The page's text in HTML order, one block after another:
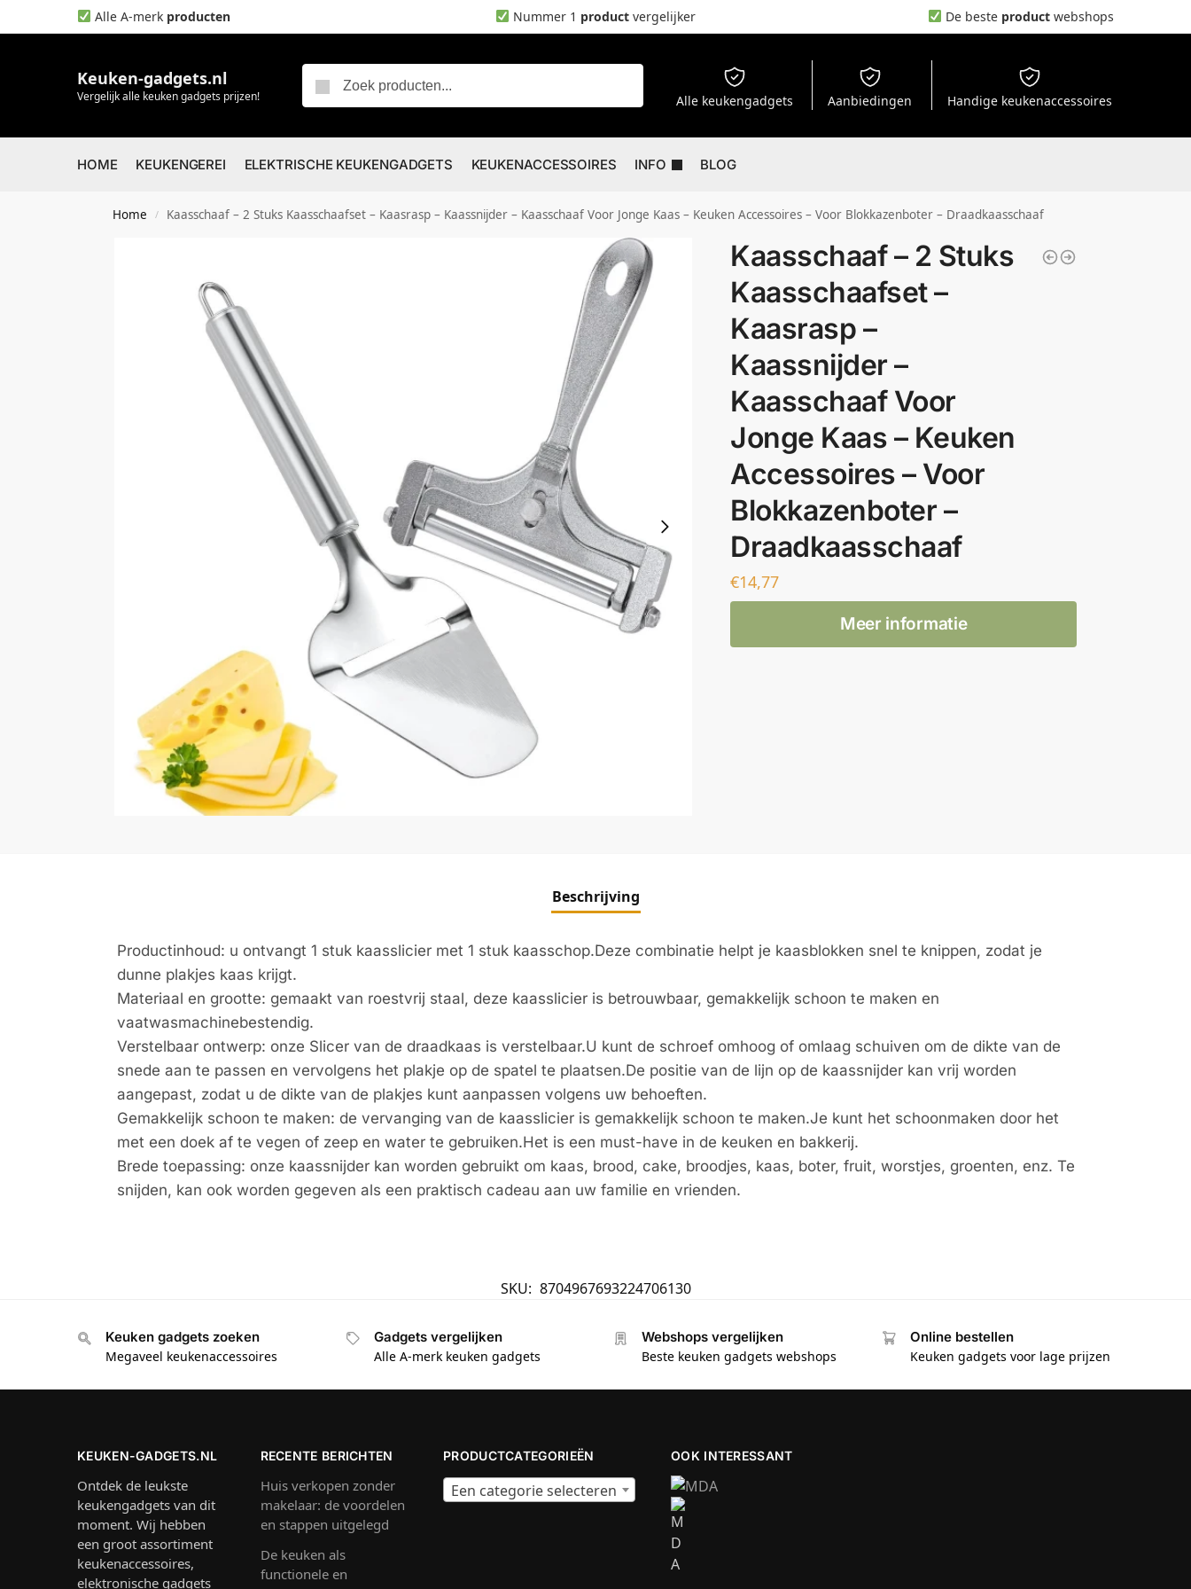
Alle A-merk producten Nummer 1 productvergelijker De beste product webshops
Keuken-gadgets.nl
Vergelijk alle keuken gadgets prijzen! Alle keukengadgets Aanbiedingen Handige keukenaccessoires
HOME KEUKENGEREI ELEKTRISCHE KEUKENGADGETS KEUKENACCESSOIRES INFO BLOG
Home / Kaasschaaf – 2 Stuks Kaasschaafset – Kaasrasp – Kaassnijder – Kaasschaaf Voor Jonge Kaas – Keuken Accessoires – Voor Blokkazenboter – Draadkaasschaaf
Kaasschaaf – 2 Stuks
Kaasschaafset –
Kaasrasp –
Kaassnijder –
Kaasschaaf Voor
Jonge Kaas – Keuken
Accessoires – Voor
Blokkazenboter –
Draadkaasschaaf
€14,77
Meer informatie
Beschrijving
Productinhoud: u ontvangt 1 stuk kaasslicier met 1 stuk kaasschop.Deze combinatie helpt je kaasblokken snel te knippen, zodat je
dunne plakjes kaas krijgt.
Materiaal en grootte: gemaakt van roestvrij staal, deze kaasslicier is betrouwbaar, gemakkelijk schoon te maken en
vaatwasmachinebestendig.
Verstelbaar ontwerp: onze Slicer van de draadkaas is verstelbaar.U kunt de schroef omhoog of omlaag schuiven om de dikte van de
snede aan te passen en vervolgens het plakje op de spatel te plaatsen.De positie van de lijn op de kaassnijder kan vrij worden
aangepast, zodat u de dikte van de plakjes kunt aanpassen volgens uw behoeften.
Gemakkelijk schoon te maken: de vervanging van de kaasslicier is gemakkelijk schoon te maken.Je kunt het schoonmaken door het
met een doek af te vegen of zeep en water te gebruiken.Het is een must-have in de keuken en bakkerij.
Brede toepassing: onze kaassnijder kan worden gebruikt om kaas, brood, cake, broodjes, kaas, boter, fruit, worstjes, groenten, enz. Te
snijden, kan ook worden gegeven als een praktisch cadeau aan uw familie en vrienden.
SKU: 8704967693224706130
Keuken gadgets zoeken
Megaveel keukenaccessoires
Gadgets vergelijken
Alle A-merk keuken gadgets
Webshops vergelijken
Beste keuken gadgets webshops
Online bestellen
Keuken gadgets voor lage prijzen
KEUKEN-GADGETS.NL
Ontdek de leukste
keukengadgets van dit
moment. Wij hebben
een groot assortiment
keukenaccessoires,
elektronische gadgets
RECENTE BERICHTEN
Huis verkopen zonder
makelaar: de voordelen
en stappen uitgelegd
De keuken als
functionele en
PRODUCTCATEGORIEËN
Een categorie selecteren
OOK INTERESSANT